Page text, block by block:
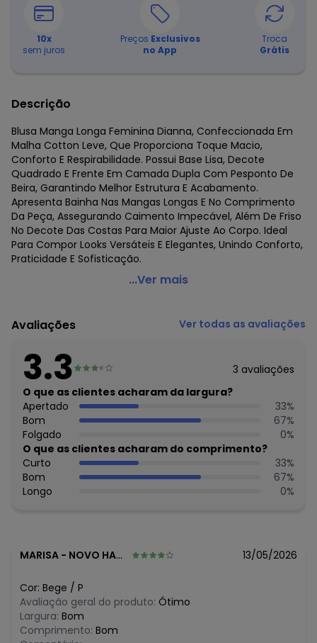
10x
sem juros
Preços Exclusivos
no App
Troca
Grátis
Descrição
Blusa Manga Longa Feminina Dianna, Confeccionada Em
Malha Cotton Leve, Que Proporciona Toque Macio,
Conforto E Respirabilidade. Possui Base Lisa, Decote
Quadrado E Frente Em Camada Dupla Com Pesponto De
Beira, Garantindo Melhor Estrutura E Acabamento.
Apresenta Bainha Nas Mangas Longas E No Comprimento
Da Peça, Assegurando Caimento Impecável, Além De Friso
No Decote Das Costas Para Maior Ajuste Ao Corpo. Ideal
Para Compor Looks Versáteis E Elegantes, Unindo Conforto,
Praticidade E Sofisticação.
Dianna - Blusa Manga Longa Bege
Fornecedor: ROVITEX IND E COM DE MALHAS LTDA / CNPJ
79.233.672/0010-98
Cuidados para conservação do produto: Lavar na
temperatura máxima de 40°.
Não usar alvejante.
Usar secadora na temperatura mínima.
Secar na sombra.
Passar na temperatura máxima de 150°C.
Não lavar a seco.
Tecido: Malha Cotton Leve
Composição: 5% Elastano 95% Algodão
...Ver mais
Avaliações Ver todas as avaliações
3.3 3 avaliações
O que as clientes acharam da largura?
Apertado
33%
Bom
67%
Folgado
0%
O que as clientes acharam do comprimento?
Curto
33%
Bom
67%
Longo
0%
MARISA - NOVO HAMBURGO - RS 13/05/2026
Cor: Bege / P
Avaliação geral do produto: Ótimo
Largura: Bom
Comprimento: Bom